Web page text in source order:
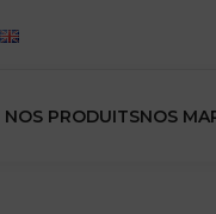
NOS PRODUITSNOS